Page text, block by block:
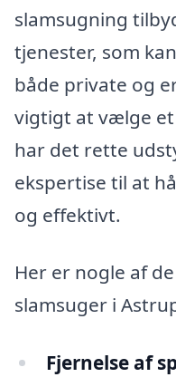
slamsugning
tjenester, som
både private og
vigtigt at vælge
har det rette
ekspertise til at
og effektivt.
Her er nogle af
slamsuger i
Fjernelse af